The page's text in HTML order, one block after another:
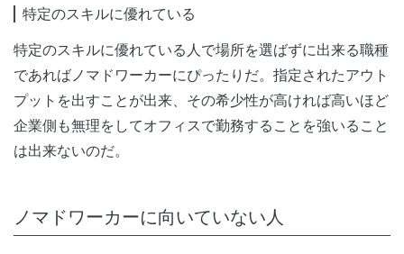
特定のスキルに優れている
特定のスキルに優れている人で場所を選ばずに出来る職種
であればノマドワーカーにぴったりだ。指定されたアウト
プットを出すことが出来、その希少性が高ければ高いほど
企業側も無理をしてオフィスで勤務することを強いること
は出来ないのだ。
ノマドワーカーに向いていない人